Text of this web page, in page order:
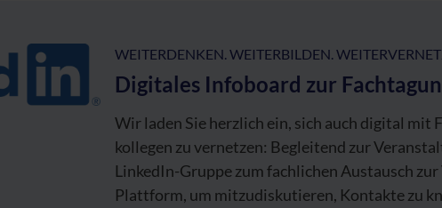
WEITERDENKEN. WEITERBILDEN.
Digitales Infoboard zur
Wir laden Sie herzlich ein, sich auch digital mit
kollegen zu vernetzen: Begleitend zur
LinkedIn-Gruppe zum fachlichen Austausch
Plattform, um mitzudiskutieren, Kontakte zu